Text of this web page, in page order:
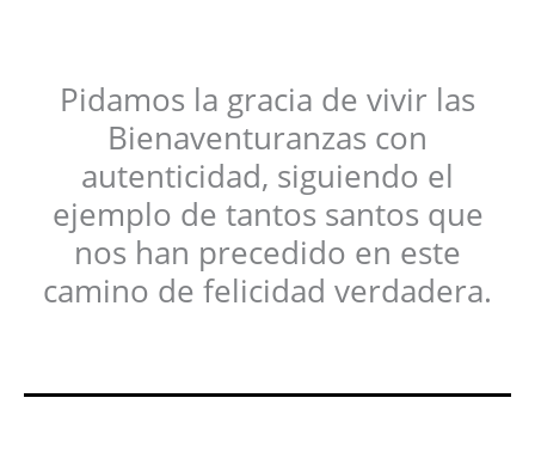
Pidamos la gracia de vivir las
Bienaventuranzas con
autenticidad, siguiendo el
ejemplo de tantos santos que
nos han precedido en este
camino de felicidad verdadera.